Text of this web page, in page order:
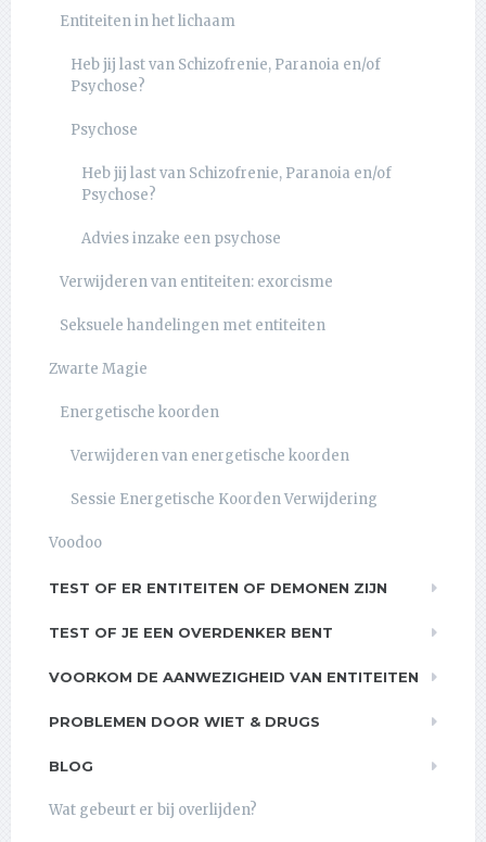
Entiteiten in het lichaam
Heb jij last van Schizofrenie, Paranoia en/of
Psychose?
Psychose
Heb jij last van Schizofrenie, Paranoia en/of
Psychose?
Advies inzake een psychose
Verwijderen van entiteiten: exorcisme
Seksuele handelingen met entiteiten
Zwarte Magie
Energetische koorden
Verwijderen van energetische koorden
Sessie Energetische Koorden Verwijdering
Voodoo
TEST OF ER ENTITEITEN OF DEMONEN ZIJN
TEST OF JE EEN OVERDENKER BENT
VOORKOM DE AANWEZIGHEID VAN ENTITEITEN
PROBLEMEN DOOR WIET & DRUGS
BLOG
Wat gebeurt er bij overlijden?